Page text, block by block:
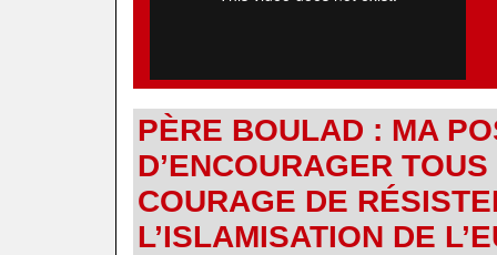
PÈRE BOULAD : MA
D’ENCOURAGER
COURAGE DE
L’ISLAMISATION DE